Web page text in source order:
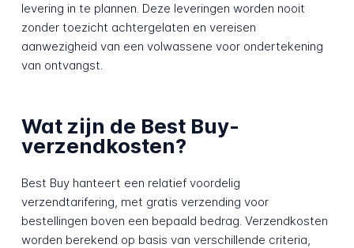
levering in te plannen. Deze leveringen worden nooit
zonder toezicht achtergelaten en vereisen
aanwezigheid van een volwassene voor ondertekening
van ontvangst.
Wat zijn de Best Buy-
verzendkosten?
Best Buy hanteert een relatief voordelig
verzendtarifering, met gratis verzending voor
bestellingen boven een bepaald bedrag. Verzendkosten
worden berekend op basis van verschillende criteria,